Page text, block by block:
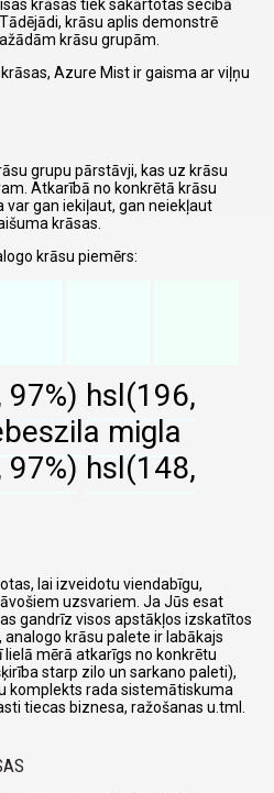
krāsas tiek sakārtotas secībā
krāsu aplis demonstrē
krāsu grupām.
Azure Mist ir gaisma ar viļņu
grupu pārstāvji, kas uz krāsu
Atkarībā no konkrētā krāsu
var gan iekiļaut, gan neiekļaut
krāsas.
krāsu piemērs:
hsl(196,
migla
hsl(148,
lai izveidotu viendabīgu,
uzsvariem. Ja Jūs esat
gandrīz visos apstākļos izskatītos
krāsu palete ir labākajs
mērā atkarīgs no konkrētu
starp zilo un sarkano paleti),
komplekts rada sistemātiskuma
tiecas biznesa, ražošanas u.tml.